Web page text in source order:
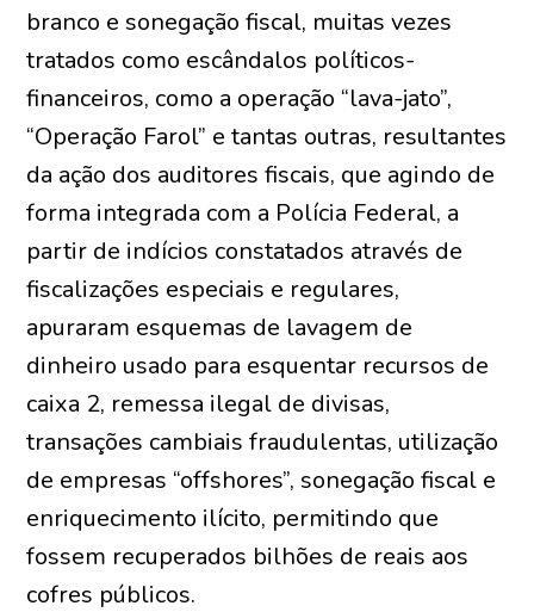
branco e sonegação fiscal, muitas vezes
tratados como escândalos políticos-
financeiros, como a operação “lava-jato”,
“Operação Farol” e tantas outras, resultantes
da ação dos auditores fiscais, que agindo de
forma integrada com a Polícia Federal, a
partir de indícios constatados através de
fiscalizações especiais e regulares,
apuraram esquemas de lavagem de
dinheiro usado para esquentar recursos de
caixa 2, remessa ilegal de divisas,
transações cambiais fraudulentas, utilização
de empresas “offshores”, sonegação fiscal e
enriquecimento ilícito, permitindo que
fossem recuperados bilhões de reais aos
cofres públicos.